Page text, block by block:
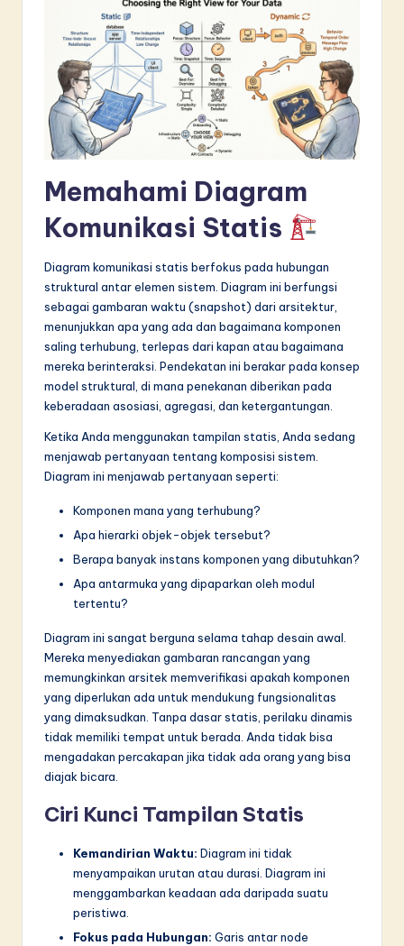
o
ti
o
Memahami Diagram
Komunikasi Statis
Diagram komunikasi statis berfokus pada hubungan
struktural antar elemen sistem. Diagram ini berfungsi
sebagai gambaran waktu (snapshot) dari arsitektur,
menunjukkan apa yang ada dan bagaimana komponen
saling terhubung, terlepas dari kapan atau bagaimana
mereka berinteraksi. Pendekatan ini berakar pada konsep
model struktural, di mana penekanan diberikan pada
keberadaan asosiasi, agregasi, dan ketergantungan.
Ketika Anda menggunakan tampilan statis, Anda sedang
menjawab pertanyaan tentang komposisi sistem.
Diagram ini menjawab pertanyaan seperti:
Komponen mana yang terhubung?
Apa hierarki objek-objek tersebut?
Berapa banyak instans komponen yang dibutuhkan?
Apa antarmuka yang dipaparkan oleh modul
tertentu?
Diagram ini sangat berguna selama tahap desain awal.
Mereka menyediakan gambaran rancangan yang
memungkinkan arsitek memverifikasi apakah komponen
yang diperlukan ada untuk mendukung fungsionalitas
yang dimaksudkan. Tanpa dasar statis, perilaku dinamis
tidak memiliki tempat untuk berada. Anda tidak bisa
mengadakan percakapan jika tidak ada orang yang bisa
diajak bicara.
Ciri Kunci Tampilan Statis
Kemandirian Waktu: Diagram ini tidak
menyampaikan urutan atau durasi. Diagram ini
menggambarkan keadaan ada daripada suatu
peristiwa.
Fokus pada Hubungan: Garis antar node